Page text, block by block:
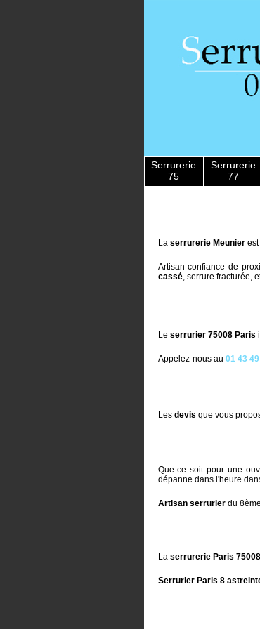
Serrurerie
75
Serrurerie
77
La serrurerie Meunierest
Artisan confiance de
cassé, serrure fracturée,
Le serrurier 75008 Paris
Appelez-nous au 01 43
Les devis que vous
Que ce soit pour une
dépanne dans l'heure
Artisan serrurierdu
La serrurerie Paris 75008
Serrurier Paris 8